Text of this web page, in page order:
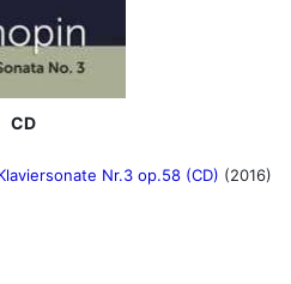
CD
Nr.3 op.58 (CD) (2016)